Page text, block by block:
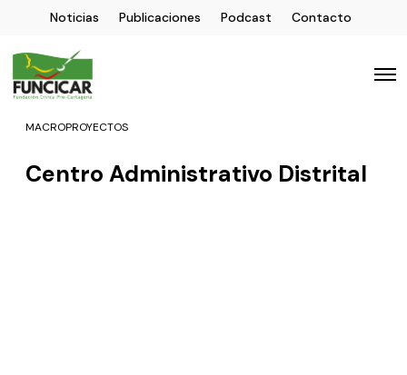
Noticias Publicaciones Podcast Contacto
MACROPROYECTOS
Centro Administrativo Distrital